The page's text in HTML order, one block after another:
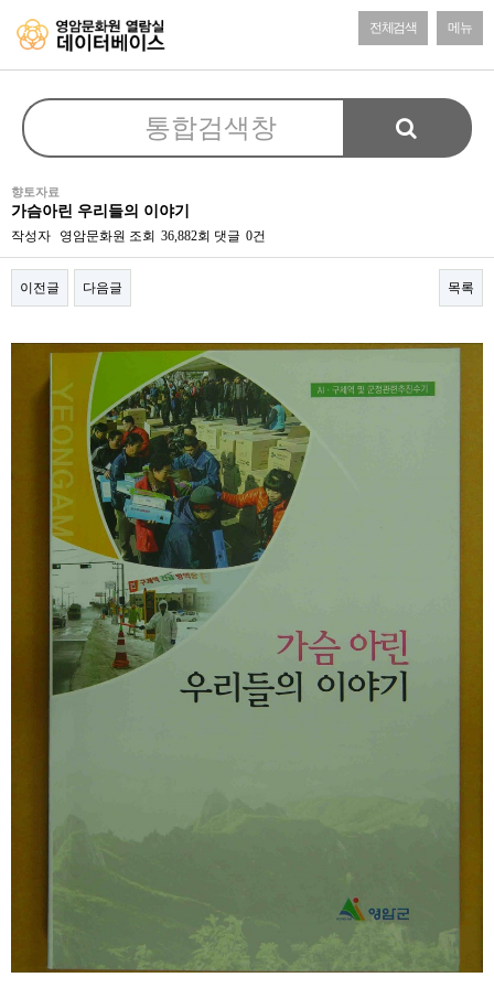
전체검색 메뉴
향토자료
가슴아린 우리들의 이야기
작성자 영암문화원 조회 36,882회 댓글 0건
이전글 다음글 목록
본문